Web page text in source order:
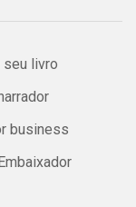
seu livro
business